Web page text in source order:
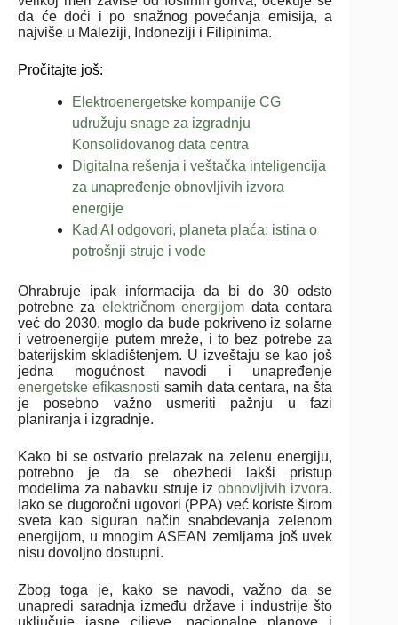
da će doći i po snažnog povećanja emisija, a
najviše u Maleziji, Indoneziji i Filipinima.
Pročitajte još:
Elektroenergetske kompanije CG
udružuju snage za izgradnju
Konsolidovanog data centra
Digitalna rešenja i veštačka inteligencija
za unapređenje obnovljivih izvora
energije
Kad AI odgovori, planeta plaća: istina o
potrošnji struje i vode
Ohrabruje ipak informacija da bi do 30 odsto
potrebne za električnom energijom data centara
već do 2030. moglo da bude pokriveno iz solarne
i vetroenergije putem mreže, i to bez potrebe za
baterijskim skladištenjem. U izveštaju se kao još
jedna mogućnost navodi i unapređenje
energetske efikasnosti samih data centara, na šta
je posebno važno usmeriti pažnju u fazi
planiranja i izgradnje.
Kako bi se ostvario prelazak na zelenu energiju,
potrebno je da se obezbedi lakši pristup
modelima za nabavku struje izobnovljivih izvora.
Iako se dugoročni ugovori (PPA) već koriste širom
sveta kao siguran način snabdevanja zelenom
energijom, u mnogim ASEAN zemljama još uvek
nisu dovoljno dostupni.
Zbog toga je, kako se navodi, važno da se
unapredi saradnja između države i industrije što
uključuje jasne ciljeve, nacionalne planove i